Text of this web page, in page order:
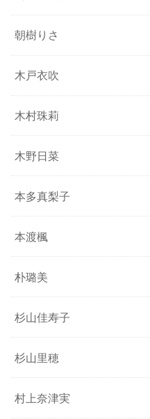
朝樹りさ
木戸衣吹
木村珠莉
木野日菜
本多真梨子
本渡楓
朴璐美
杉山佳寿子
杉山里穂
村上奈津実